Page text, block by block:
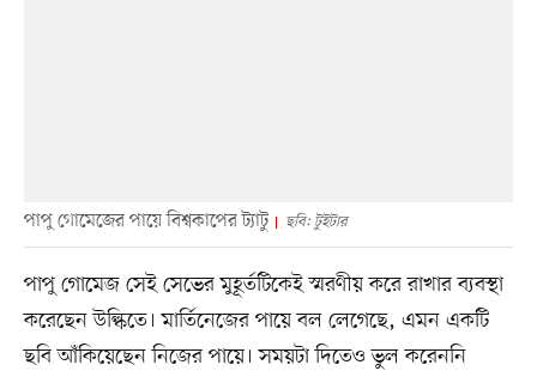
পাপু গোমেজের পায়ে বিশ্বকাপের ট্যাটু ছবি: টুইটার
পাপু গোমেজ সেই সেভের মুহূর্তটিকেই স্মরণীয় করে রাখার ব্যবস্থা
করেছেন উল্কিতে। মার্তিনেজের পায়ে বল লেগেছে, এমন একটি
ছবি আঁকিয়েছেন নিজের পায়ে। সময়টা দিতেও ভুল করেননি